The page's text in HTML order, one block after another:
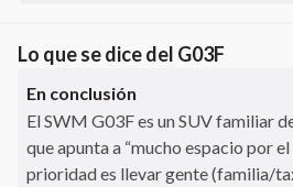
Lo que se dice del G03F
En conclusión
El SWM G03F es un SUV familiar
que apunta a “mucho espacio por
prioridad es llevar gente (familia/